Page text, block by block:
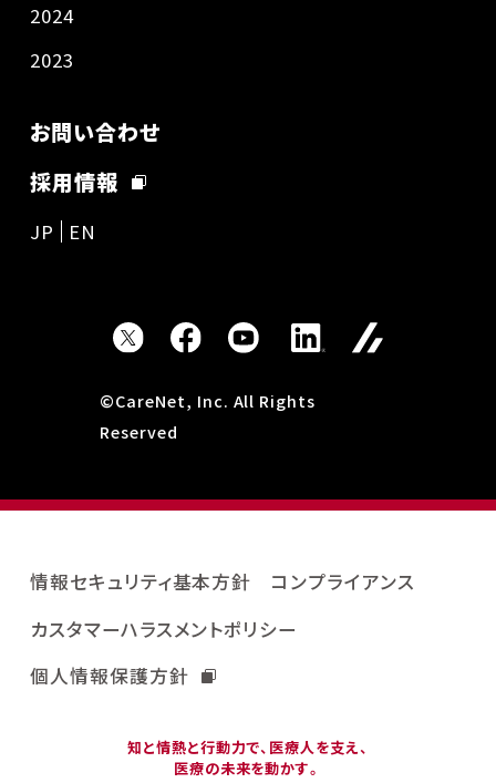
2024
2023
お問い合わせ
採用情報
JP EN
©CareNet, Inc. All Rights
Reserved
知と情熱と行動力で、医療人を支え、
医療の未来を動かす。
情報セキュリティ基本方針
コンプライアンス
カスタマーハラスメントポリシー
個人情報保護方針